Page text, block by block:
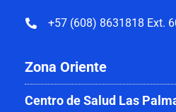
+57 (608) 8631818 Ext.
Zona Oriente
Centro de Salud Las